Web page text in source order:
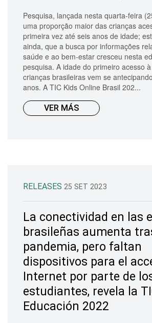
Pesquisa, lançada nesta quarta-feira
uma proporção maior das crianças
primeira vez até seis anos de idade;
ainda, que a busca por informações
saúde e ao bem-estar cresceu nesta
pesquisa. A idade do primeiro acesso
crianças brasileiras vem se
anos. A TIC Kids Online Brasil 202...
VER MÁS
RELEASES 25 SET 2023
La conectividad en las
brasileñas aumenta
pandemia, pero faltan
dispositivos para el
Internet por parte de
estudiantes, revela la
Educación 2022